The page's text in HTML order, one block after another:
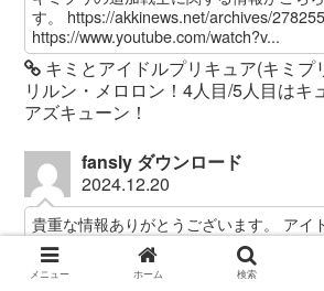
す。 https://akkinews.net/archives/278255
https://www.youtube.com/watch?v...
キミとアイドルプリキュア(キミプ
リルン・メロロン！4人目/5人目はキ
アズキューン！
fansly ダウンロード
2024.12.20
貴重な情報ありがとうございます。 アイ
のが大好きです。
FRIDAYフライデー奈月セナの袋
メニュー ホーム 検索